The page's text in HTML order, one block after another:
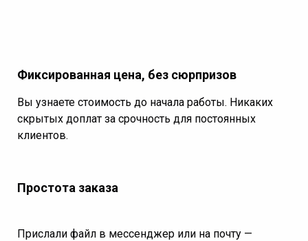
Фиксированная цена, без сюрпризов
Вы узнаете стоимость до начала работы. Никаких
скрытых доплат за срочность для постоянных
клиентов.
Простота заказа
Прислали файл в мессенджер или на почту —